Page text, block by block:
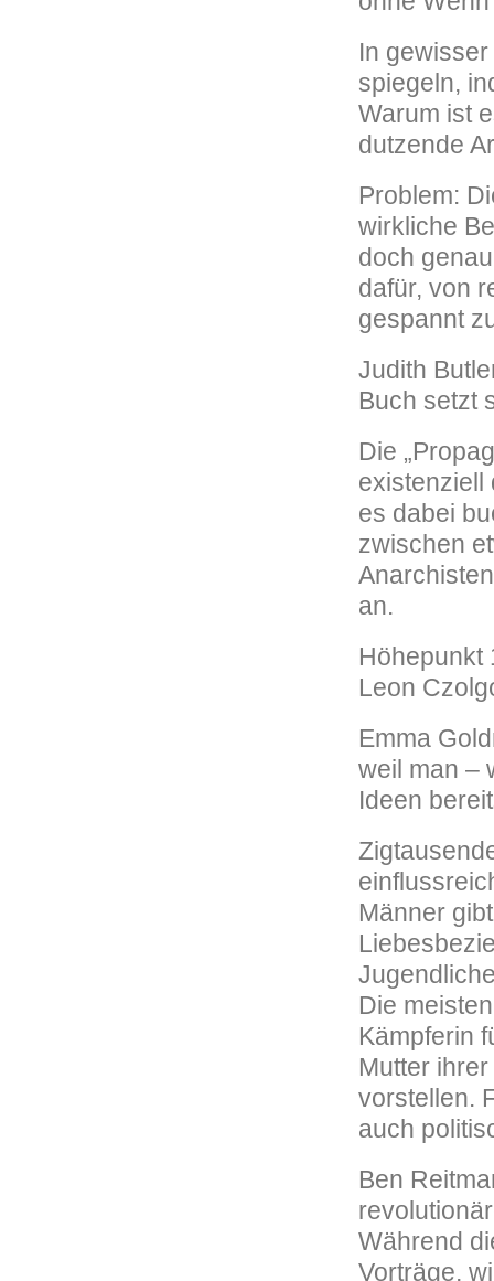
In
spiegeln,
Warum ist
dutzende
Problem:
wirkliche
doch
dafür, von
gespannt
Judith
Buch setzt
Die
existenziell
es dabei
zwischen
an.
Höhepunkt
Leon
Emma
weil man –
Ideen
Männer
Die
Kämpferin
Mutter
vorstellen.
auch
Ben
Während
Vorträge,